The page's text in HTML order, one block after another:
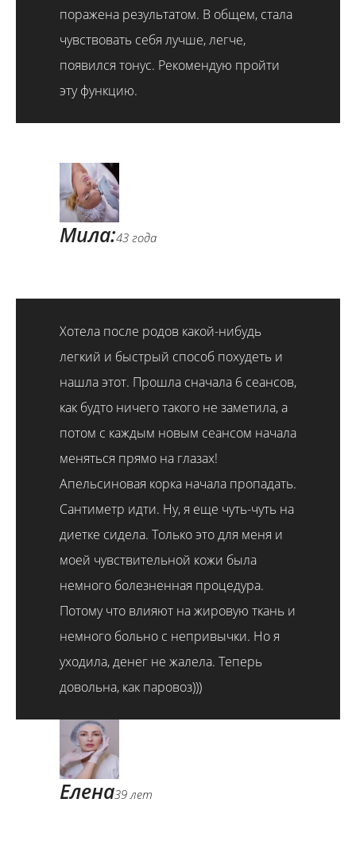
поражена результатом. В общем, стала
чувствовать себя лучше, легче,
появился тонус. Рекомендую пройти
эту функцию.
Мила:43 года
Хотела после родов какой-нибудь
легкий и быстрый способ похудеть и
нашла этот. Прошла сначала 6 сеансов,
как будто ничего такого не заметила, а
потом с каждым новым сеансом начала
меняться прямо на глазах!
Апельсиновая корка начала пропадать.
Сантиметр идти. Ну, я еще чуть-чуть на
диетке сидела. Только это для меня и
моей чувствительной кожи была
немного болезненная процедура.
Потому что влияют на жировую ткань и
немного больно с непривычки. Но я
уходила, денег не жалела. Теперь
довольна, как паровоз)))
Елена39 лет